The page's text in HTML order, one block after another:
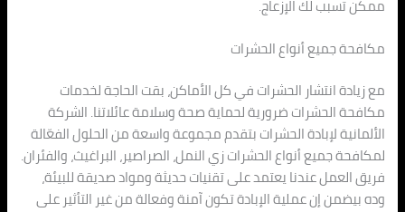
ممكن تسبب لك الإزعاج.
مكافحة جميع أنواع الحشرات
مع زيادة انتشار الحشرات في كل الأماكن، بقت الحاجة لخدمات
مكافحة الحشرات ضرورية لحماية صحة وسلامة عائلاتنا. الشركة
الألمانية لإبادة الحشرات بتقدم مجموعة واسعة من الحلول الفعّالة
لمكافحة جميع أنواع الحشرات زي النمل، الصراصير، البراغيث، والفئران.
فريق العمل عندنا يعتمد على تقنيات حديثة ومواد صديقة للبيئة،
وده بيضمن إن عملية الإبادة تكون آمنة وفعالة من غير التأثير على